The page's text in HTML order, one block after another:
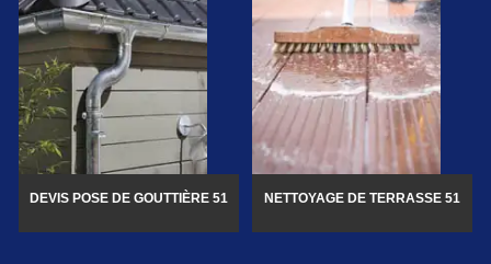
DEVIS POSE DE GOUTTIÈRE 51 NETTOYAGE DE TERRASSE 51